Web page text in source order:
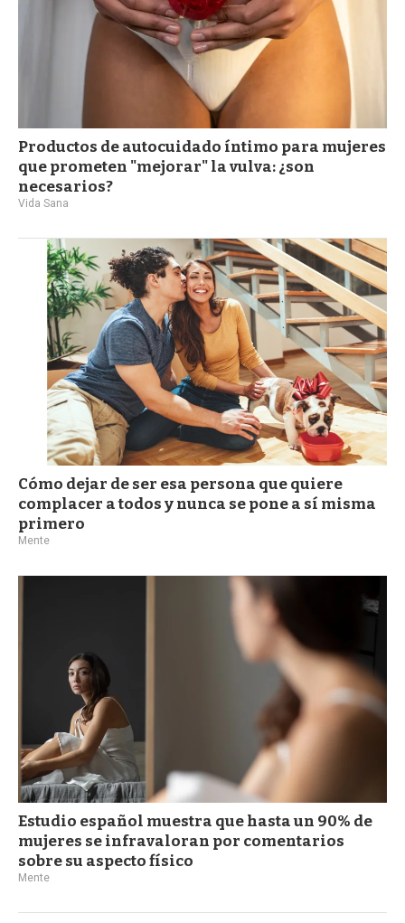
Productos de autocuidado íntimo para mujeres
que prometen "mejorar" la vulva: ¿son
necesarios?
Vida Sana
Cómo dejar de ser esa persona que quiere
complacer a todos y nunca se pone a sí misma
primero
Mente
Estudio español muestra que hasta un 90% de
mujeres se infravaloran por comentarios
sobre su aspecto físico
Mente